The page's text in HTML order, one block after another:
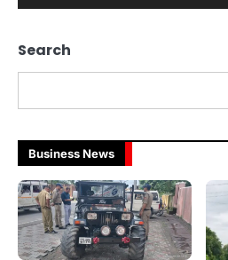
Search
Business News